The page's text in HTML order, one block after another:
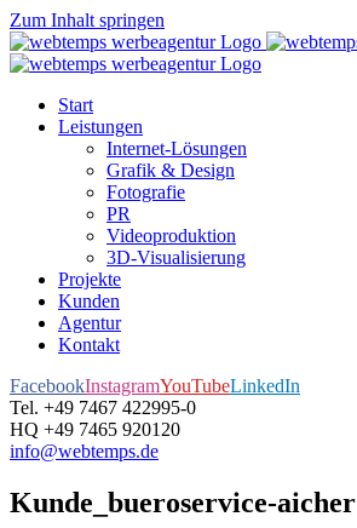
Zum Inhalt springen
Start
Leistungen
Internet-Lösungen
Grafik & Design
Fotografie
PR
Videoproduktion
3D-Visualisierung
Projekte
Kunden
Agentur
Kontakt
FacebookInstagramYouTubeLinkedIn
Tel. +49 7467 422995-0
HQ +49 7465 920120
info@webtemps.de
Kunde_bueroservice-aicher